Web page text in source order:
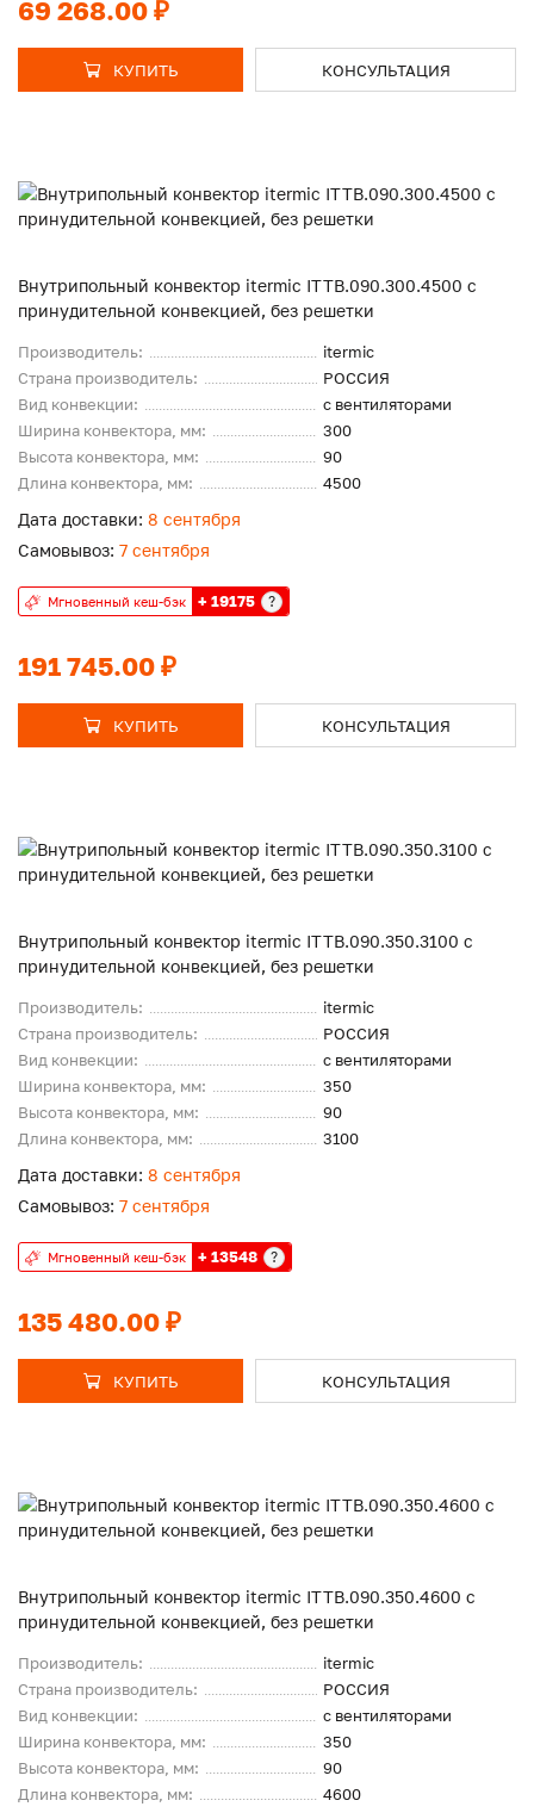
69 268.00 ₽
КУПИТЬ КОНСУЛЬТАЦИЯ
Внутрипольный конвектор itermic ITTB.090.300.4500 с
принудительной конвекцией, без решетки
Производитель:
itermic
Страна производитель:
РОССИЯ
Вид конвекции:
с вентиляторами
Ширина конвектора, мм:
300
Высота конвектора, мм:
90
Длина конвектора, мм:
4500
191 745.00 ₽
Дата доставки: 8 сентября
Самовывоз: 7 сентября
Мгновенный кеш-бэк + 19175 ?
КУПИТЬ КОНСУЛЬТАЦИЯ
Внутрипольный конвектор itermic ITTB.090.350.3100 с
принудительной конвекцией, без решетки
Производитель:
itermic
Страна производитель:
РОССИЯ
Вид конвекции:
с вентиляторами
Ширина конвектора, мм:
350
Высота конвектора, мм:
90
Длина конвектора, мм:
3100
135 480.00 ₽
Дата доставки: 8 сентября
Самовывоз: 7 сентября
Мгновенный кеш-бэк + 13548 ?
КУПИТЬ КОНСУЛЬТАЦИЯ
Внутрипольный конвектор itermic ITTB.090.350.4600 с
принудительной конвекцией, без решетки
Производитель:
itermic
Страна производитель:
РОССИЯ
Вид конвекции:
с вентиляторами
Ширина конвектора, мм:
350
Высота конвектора, мм:
90
Длина конвектора, мм:
4600